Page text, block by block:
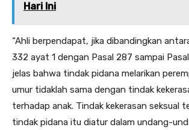
Hari Ini
“Ahli berpendapat, jika dibandingkan
332 ayat 1 dengan Pasal 287 sampai
jelas bahwa tindak pidana melarikan
umur tidaklah sama dengan tindak
terhadap anak. Tindak kekerasan seksual
tindak pidana itu diatur dalam undang-